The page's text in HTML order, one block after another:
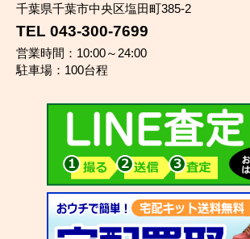
千葉県千葉市中央区塩田町385-2
TEL 043-300-7699
営業時間：10:00～24:00
駐車場：100台程